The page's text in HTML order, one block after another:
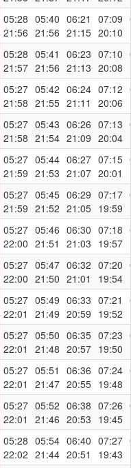
05:28
21:56
05:40
21:56
06:21
21:15
07:09
20:10
05:28
21:57
05:41
21:56
06:23
21:13
07:10
20:08
05:27
21:58
05:42
21:55
06:24
21:11
07:12
20:06
05:27
21:58
05:43
21:54
06:26
21:09
07:13
20:04
05:27
21:59
05:44
21:53
06:27
21:07
07:15
20:01
05:27
21:59
05:45
21:52
06:29
21:05
07:17
19:59
05:27
22:00
05:46
21:51
06:30
21:03
07:18
19:57
05:27
22:00
05:47
21:50
06:32
21:01
07:20
19:54
05:27
22:01
05:49
21:49
06:33
20:59
07:21
19:52
05:27
22:01
05:50
21:48
06:35
20:57
07:23
19:50
05:27
22:01
05:51
21:47
06:36
20:55
07:24
19:48
05:27
22:01
05:52
21:46
06:38
20:53
07:26
19:45
05:28
22:02
05:54
21:44
06:40
20:51
07:27
19:43